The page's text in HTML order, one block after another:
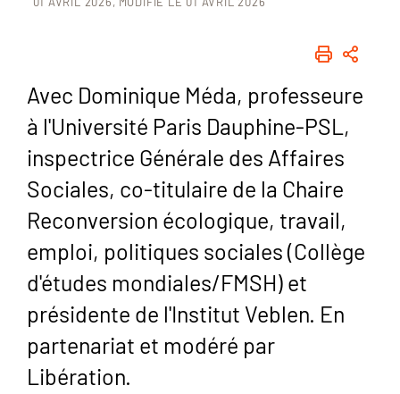
Avec Dominique Méda, professeure
à l'Université Paris Dauphine-PSL,
inspectrice Générale des Affaires
Sociales, co-titulaire de la Chaire
Reconversion écologique, travail,
emploi, politiques sociales (Collège
d'études mondiales/FMSH) et
présidente de l'Institut Veblen. En
partenariat et modéré par
Libération.